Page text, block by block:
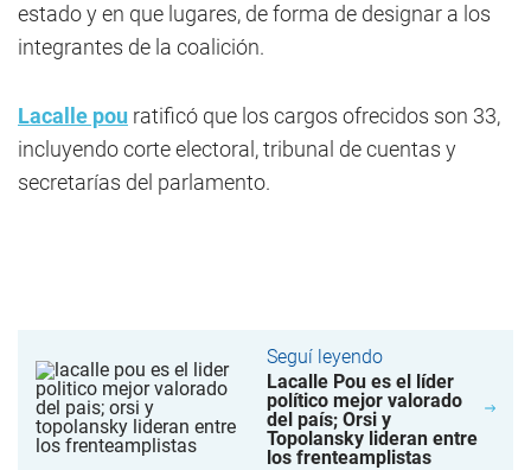
estado y en que lugares, de forma de designar a los
integrantes de la coalición.
Lacalle pou ratificó que los cargos ofrecidos son 33,
incluyendo corte electoral, tribunal de cuentas y
secretarías del parlamento.
Seguí leyendo
Lacalle Pou es el líder
político mejor valorado
del país; Orsi y
Topolansky lideran entre
los frenteamplistas